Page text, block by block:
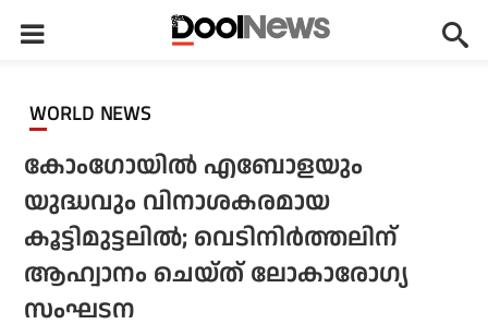
WORLD NEWS
കോംഗോയില്‍ എബോളയും
യുദ്ധവും വിനാശകരമായ
കൂട്ടിമുട്ടലില്‍; വെടിനിര്‍ത്തലിന്
ആഹ്വാനം ചെയ്ത് ലോകാരോഗ്യ
സംഘടന